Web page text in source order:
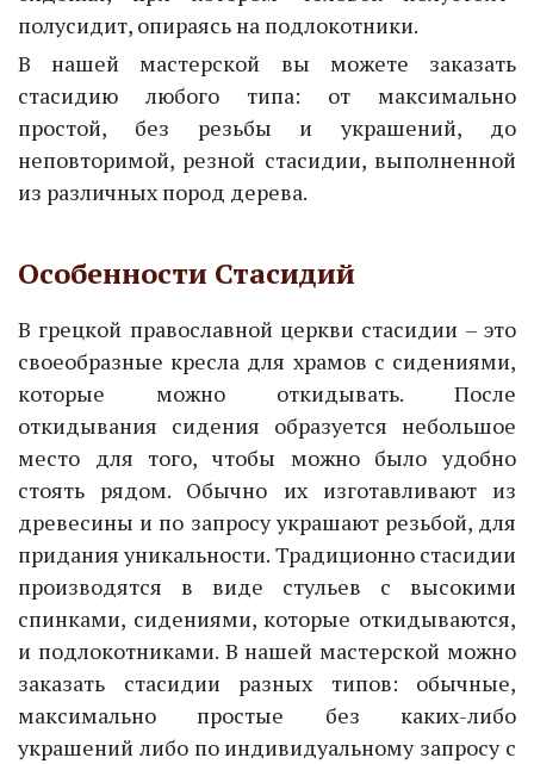
полусидит, опираясь на подлокотники.
В нашей мастерской вы можете заказать
стасидию любого типа: от максимально
простой, без резьбы и украшений, до
неповторимой, резной стасидии, выполненной
из различных пород дерева.
Особенности Стасидий
В грецкой православной церкви стасидии – это
своеобразные кресла для храмов с сидениями,
которые можно откидывать. После
откидывания сидения образуется небольшое
место для того, чтобы можно было удобно
стоять рядом. Обычно их изготавливают из
древесины и по запросу украшают резьбой, для
придания уникальности. Традиционно стасидии
производятся в виде стульев с высокими
спинками, сидениями, которые откидываются,
и подлокотниками. В нашей мастерской можно
заказать стасидии разных типов: обычные,
максимально простые без каких-либо
украшений либо по индивидуальному запросу с